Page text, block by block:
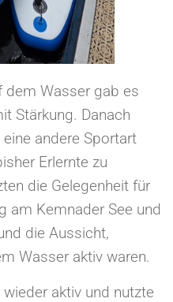
dem Wasser gab es
Stärkung. Danach
andere Sportart
Erlernte zu
die Gelegenheit für
am Kemnader See und
die Aussicht,
Wasser aktiv waren.
aktiv und nutzte